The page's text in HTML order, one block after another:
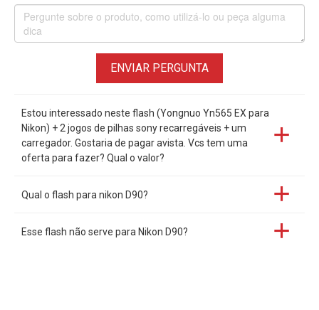
Câmera Nikon D750
Câmera Nikon D780
Câmera Nikon D850
Câmera Nikon D300
Câmera Nikon D7500
CâmeraNikon D7200
Câmera Nikon D7100
Câmera Nikon D5600
Câmera Nikon D5400
ENVIAR PERGUNTA
Estou interessado neste flash (Yongnuo Yn565 EX para
Nikon) + 2 jogos de pilhas sony recarregáveis + um
carregador. Gostaria de pagar avista. Vcs tem uma
oferta para fazer? Qual o valor?
Qual o flash para nikon D90?
Esse flash não serve para Nikon D90?